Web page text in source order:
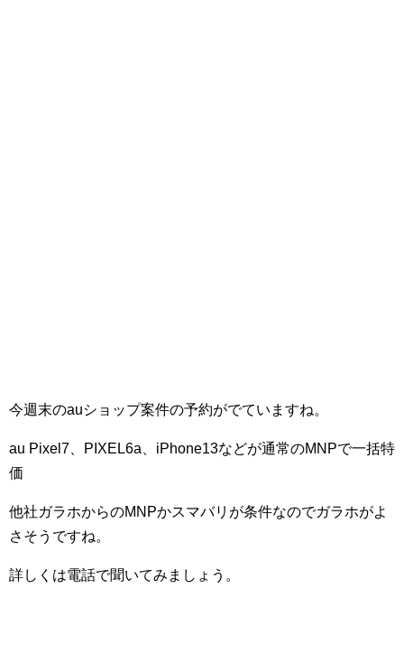
今週末のauショップ案件の予約がでていますね。
au Pixel7、PIXEL6a、iPhone13などが通常のMNPで一括特
価
他社ガラホからのMNPかスマバリが条件なのでガラホがよ
さそうですね。
詳しくは電話で聞いてみましょう。